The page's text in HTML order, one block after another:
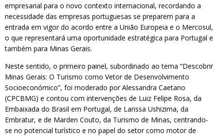
empresarial para o novo contexto internacional, recordando a
necessidade das empresas portuguesas se preparem para a
entrada em vigor do acordo entre a União Europeia e o Mercosul,
o que representará uma oportunidade estratégica para Portugal e
também para Minas Gerais.
Neste sentido, o primeiro painel, subordinado ao tema “Descobrir
Minas Gerais: O Turismo como Vetor de Desenvolvimento
Socioeconómico”, foi moderado por Alessandra Caetano
(CPCBMG) e contou com intervenções de Luiz Felipe Rosa, da
Embaixada do Brasil em Portugal, de Larissa Ushizima, da
Embratur, e de Marden Couto, da Turismo de Minas, centrando-
se no potencial turístico e no papel do setor como motor de